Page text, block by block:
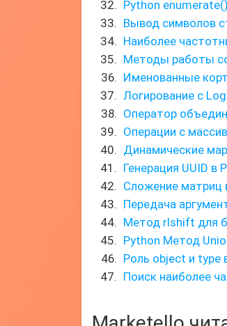
Python
Вывод символов
Наиболее
Методы работы
Именованные
Логирование с
Оператор
Операции с
Динамические
Генерация UUID в
Сложение матриц
Передача
Метод rlshift для
Python Метод
Роль object и type
Поиск наиболее